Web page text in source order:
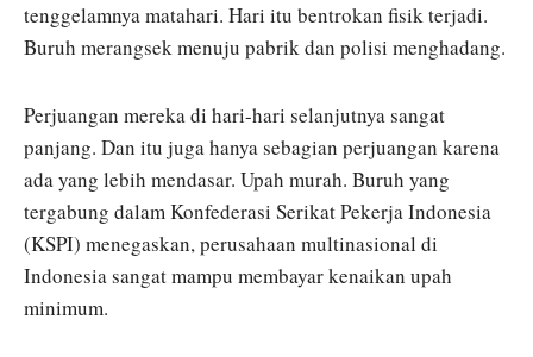
tenggelamnya matahari. Hari itu bentrokan fisik terjadi.
Buruh merangsek menuju pabrik dan polisi menghadang.
Perjuangan mereka di hari-hari selanjutnya sangat
panjang. Dan itu juga hanya sebagian perjuangan karena
ada yang lebih mendasar. Upah murah. Buruh yang
tergabung dalam Konfederasi Serikat Pekerja Indonesia
(KSPI) menegaskan, perusahaan multinasional di
Indonesia sangat mampu membayar kenaikan upah
minimum.